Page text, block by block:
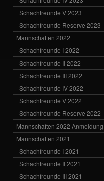
Schachfreunde V 2023
Schachfreunde Reserve 2023
Mannschaften 2022
Schachfreunde I 2022
Schachfreunde II 2022
Schachfreunde III 2022
Schachfreunde IV 2022
Schachfreunde V 2022
Schachfreunde Reserve 2022
Mannschaften 2022 Anmeldung
Mannschaften 2021
Schachfreunde I 2021
Schachfreunde II 2021
Schachfreunde III 2021